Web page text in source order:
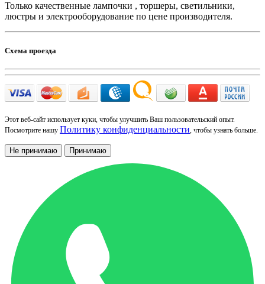
Только качественные лампочки , торшеры, светильники,
люстры и электрооборудование по цене производителя.
Схема проезда
Этот веб-сайт использует куки, чтобы улучшить Ваш пользовательский опыт.
Посмотрите нашу Политику конфиденциальности, чтобы узнать больше.
Не принимаю Принимаю